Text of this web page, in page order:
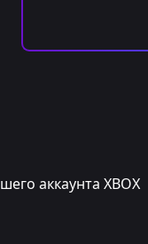
аккаунта XBOX